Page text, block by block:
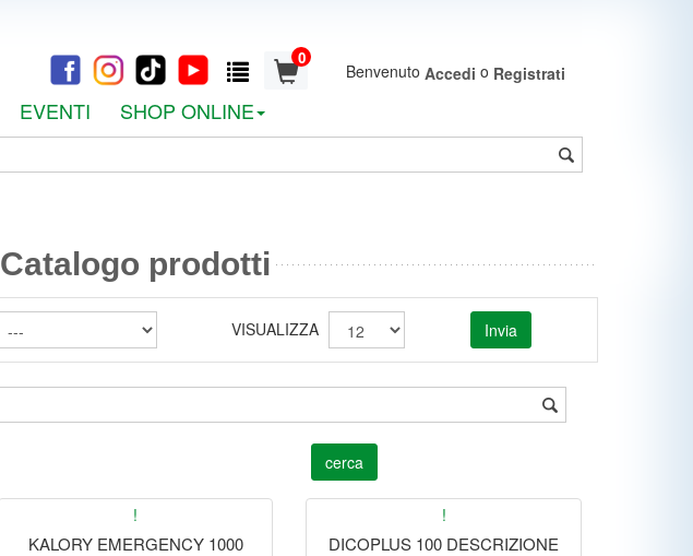
Benvenuto Accedi o Registrati
0
EVENTI SHOP ONLINE
Catalogo prodotti
VISUALIZZA
!
KALORY EMERGENCY 1000
!
DICOPLUS 100 DESCRIZIONE